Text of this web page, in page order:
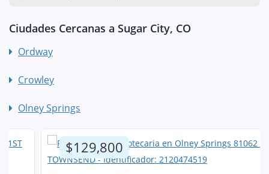
Ciudades Cercanas a Sugar City, CO
Ordway
Crowley
Olney Springs
$129,800